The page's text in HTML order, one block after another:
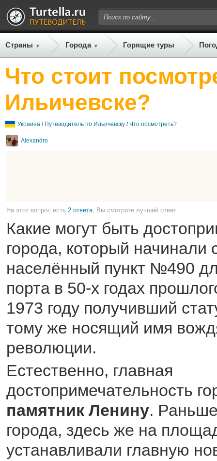
Страны Города Горящие туры
Что стоит
Ильичевске?
Украина / Путеводитель по Ильичевску / Что посмотреть?
Alexandro
На этот вопрос есть 2 ответа , Вы смотрите лучший ответ
Какие могут быть
города, который начинали
населённый пункт №490
порта в 50-х годах
1973 году получивший
тому же носящий имя
революции.
Естественно, главная
достопримечательность
памятник Ленину.
города, здесь же на
устанавливали главную